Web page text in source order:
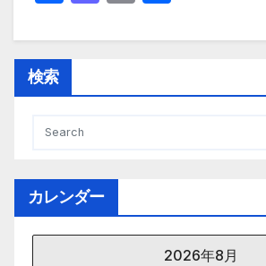
c
b
o
k
st
d
ail
検索
カレンダー
2026年8月